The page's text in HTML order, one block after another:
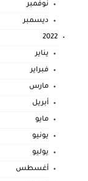
نوفمبر
ديسمبر
2022
يناير
فبراير
مارس
أبريل
مايو
يونيو
يوليو
أغسطس